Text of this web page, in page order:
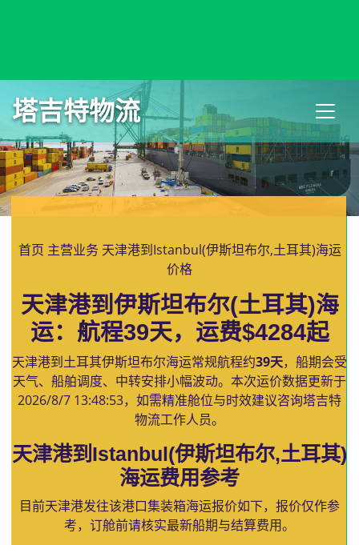
塔吉特物流
首页 主营业务 天津港到Istanbul(伊斯坦布尔,土耳其)海运
价格
天津港到伊斯坦布尔(土耳其)海
运：航程39天，运费$4284起
天津港到土耳其伊斯坦布尔海运常规航程约39天，船期会受
天气、船舶调度、中转安排小幅波动。本次运价数据更新于
2026/8/7 13:48:53，如需精准舱位与时效建议咨询塔吉特
物流工作人员。
天津港到Istanbul(伊斯坦布尔,土耳其)
海运费用参考
目前天津港发往该港口集装箱海运报价如下，报价仅作参
考，订舱前请核实最新船期与结算费用。